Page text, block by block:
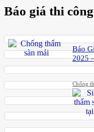
Báo giá thi
Báo
2025
Chống